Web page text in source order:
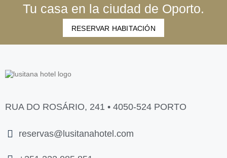
Tu casa en la ciudad de Oporto.
RESERVAR HABITACIÓN
RUA DO ROSÁRIO, 241 • 4050-524 PORTO
reservas@lusitanahotel.com